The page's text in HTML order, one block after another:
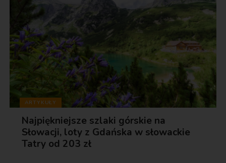
ARTYKUŁY
Najpiękniejsze szlaki górskie na
Słowacji, loty z Gdańska w słowackie
Tatry od 203 zł